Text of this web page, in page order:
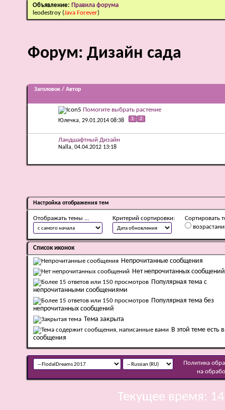
Объявление: Правила форума
leodestroy (Java Forever)
Форум: Дизайн сада
Заголовок / Автор
Помогите выбрать растение
Юлечка, 29.01.2014 08:38 1 2
Ландшафтный Дизайн
Nalla, 04.04.2012 13:18
Настройка отображения тем
Отображать темы ... Критерий сортировки:
Сортировать
Список иконок
Непрочитанные сообщения
Нет непрочитанных сообщений
Популярная тема с
непрочитанными сообщениями
Популярная тема без
непрочитанных сообщений
Тема закрыта
В этой теме есть
сообщения
Политика
на
Текущее время: